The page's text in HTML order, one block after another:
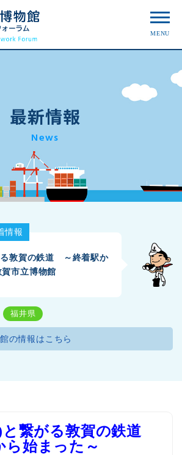
最新情報
News
情報
敦賀の鉄道 ～終着駅か
市立博物館
福井県
の情報はこちら
と繋がる敦賀の鉄道
ら始まった～
MENU